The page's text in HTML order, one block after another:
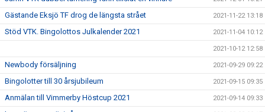
Gästande Eksjö TF drog de längsta strået 2021-11-22 13:18
Stöd VTK. Bingolottos Julkalender 2021 2021-11-04 10:12
2021-10-12 12:58
Newbody försäljning 2021-09-29 09:22
Bingolotter till 30 årsjubileum 2021-09-15 09:35
Anmälan till Vimmerby Höstcup 2021 2021-09-14 09:33